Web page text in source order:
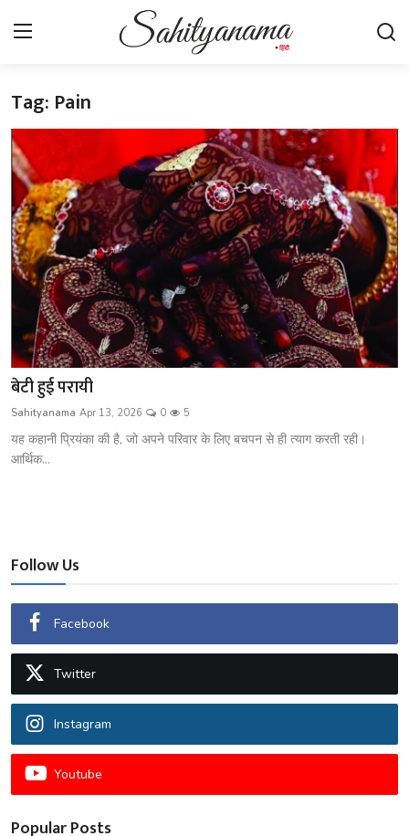
Login
स्वतंत्रता सेनानी
साहित्य समाचार
होम
कहानी
कविता
आलेख
शख्सियत
धरोहर
उपन्यास
सिनेमा
शायरी
ग़ज़ल
Tag: Pain
बेटी हुई परायी
Sahityanama Apr 13, 2026 0 5
यह कहानी प्रियंका की है, जो अपने परिवार के लिए बचपन से ही त्याग करती रही।
आर्थिक...
Follow Us
Facebook
Twitter
Instagram
Youtube
Popular Posts